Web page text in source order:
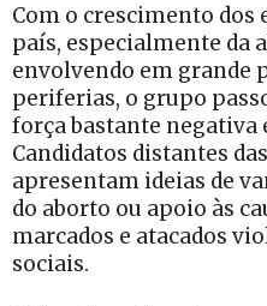
Com o crescimento dos
país, especialmente da
envolvendo em grande
periferias, o grupo
força bastante
Candidatos distantes
apresentam ideias de
do aborto ou apoio às
marcados e atacados
sociais.